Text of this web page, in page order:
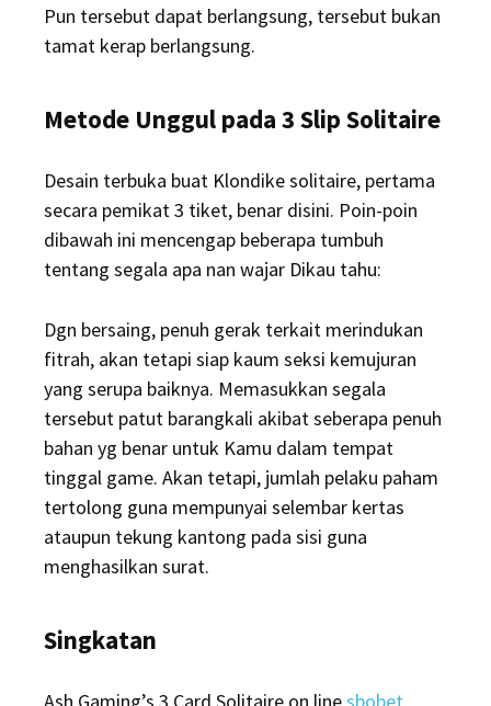
Pun tersebut dapat berlangsung, tersebut bukan
tamat kerap berlangsung.
Metode Unggul pada 3 Slip Solitaire
Desain terbuka buat Klondike solitaire, pertama
secara pemikat 3 tiket, benar disini. Poin-poin
dibawah ini mencengap beberapa tumbuh
tentang segala apa nan wajar Dikau tahu:
Dgn bersaing, penuh gerak terkait merindukan
fitrah, akan tetapi siap kaum seksi kemujuran
yang serupa baiknya. Memasukkan segala
tersebut patut barangkali akibat seberapa penuh
bahan yg benar untuk Kamu dalam tempat
tinggal game. Akan tetapi, jumlah pelaku paham
tertolong guna mempunyai selembar kertas
ataupun tekung kantong pada sisi guna
menghasilkan surat.
Singkatan